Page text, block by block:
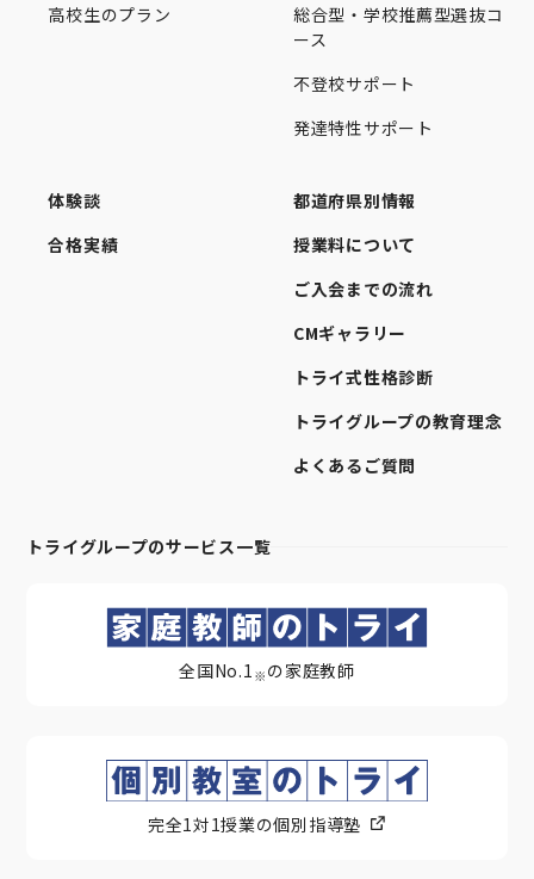
高校生のプラン
総合型・学校推薦型選抜コ
ース
不登校サポート
発達特性サポート
体験談
合格実績
都道府県別情報
授業料について
ご入会までの流れ
CMギャラリー
トライ式性格診断
トライグループの教育理念
よくあるご質問
トライグループのサービス一覧
全国No.1 ※ の家庭教師
完全1対1授業の個別指導塾